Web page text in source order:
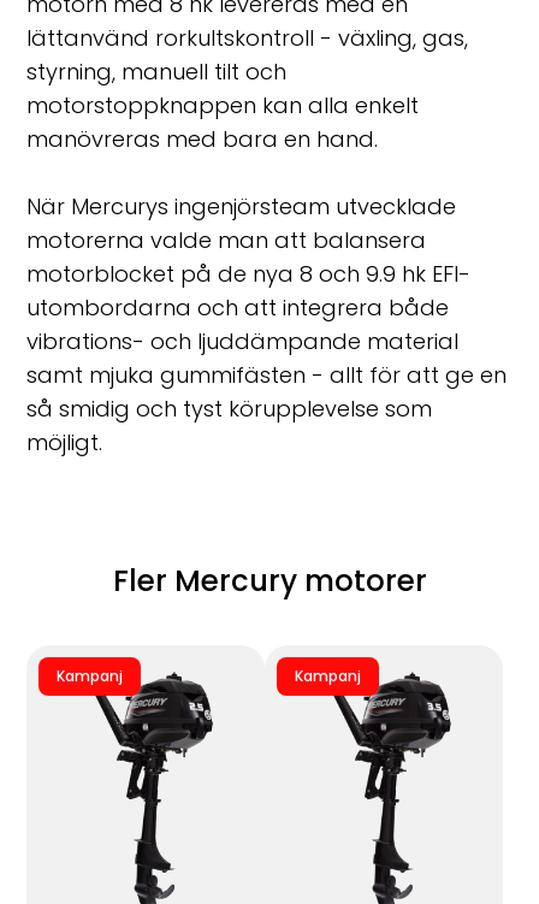
lättanvänd rorkultskontroll - växling, gas,
styrning, manuell tilt och
motorstoppknappen kan alla enkelt
manövreras med bara en hand.
När Mercurys ingenjörsteam utvecklade
motorerna valde man att balansera
motorblocket på de nya 8 och 9.9 hk EFI-
utombordarna och att integrera både
vibrations- och ljuddämpande material
samt mjuka gummifästen - allt för att ge en
så smidig och tyst körupplevelse som
möjligt.
Fler Mercury motorer
Kampanj Kampanj